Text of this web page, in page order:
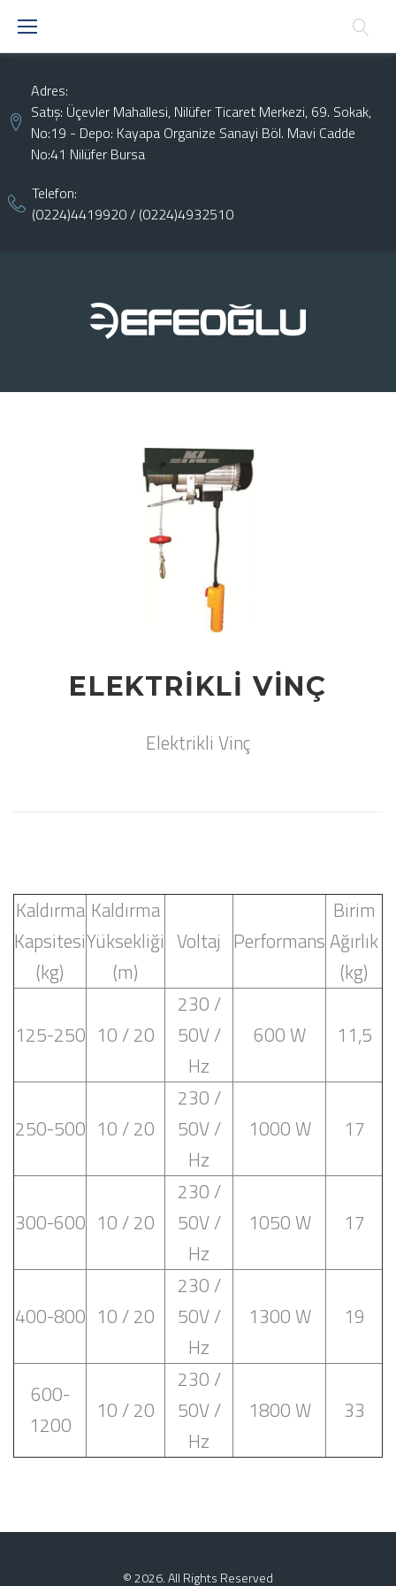
Skip
Adres:
Satış: Üçevler Mahallesi, Nilüfer Ticaret Merkezi, 69. Sokak,
No:19 - Depo: Kayapa Organize Sanayi Böl. Mavi Cadde
No:41 Nilüfer Bursa
Telefon:
(0224)4419920/ (0224)4932510
ELEKTRIKLI VINÇ
Elektrikli Vinç
Kaldırma
Kapsitesi
(kg)
Kaldırma
Yüksekliği
(m)
Voltaj Performans
Birim
Ağırlık
(kg)
125-250 10 / 20
230 /
50V /
Hz
600 W 11,5
250-500 10 / 20
230 /
50V /
Hz
1000 W 17
300-600 10 / 20
230 /
50V /
Hz
1050 W 17
400-800 10 / 20
230 /
50V /
Hz
1300 W 19
600-
1200
10 / 20
230 /
50V /
Hz
1800 W 33
© 2026. All Rights Reserved